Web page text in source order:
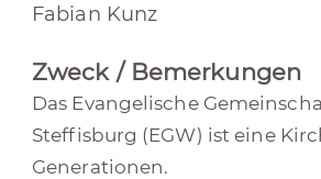
Fabian Kunz
Zweck / Bemerkungen
Das Evangelische
Steffisburg (EGW) ist eine
Generationen.